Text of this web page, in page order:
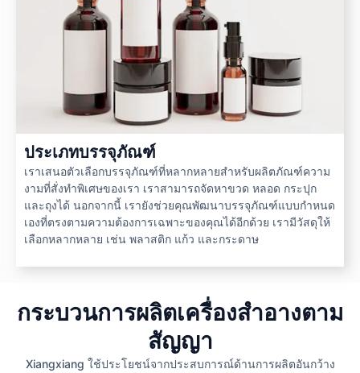
ประเภทบรรจุภัณฑ์
เราเสนอตัวเลือกบรรจุภัณฑ์ที่หลากหลายสำหรับผลิตภัณฑ์ความ
งามที่สั่งทำพิเศษของเรา เราสามารถจัดหาขวด หลอด กระปุก
และถุงได้ นอกจากนี้ เรายังช่วยคุณพัฒนาบรรจุภัณฑ์แบบกำหนด
เองที่ตรงตามความต้องการเฉพาะของคุณได้อีกด้วย เรามีวัสดุให้
เลือกหลากหลาย เช่น พลาสติก แก้ว และกระดาษ
กระบวนการผลิตเครื่องสำอางตาม
สัญญา
Xiangxiang ใช้ประโยชน์จากประสบการณ์ด้านการผลิตอันกว้าง